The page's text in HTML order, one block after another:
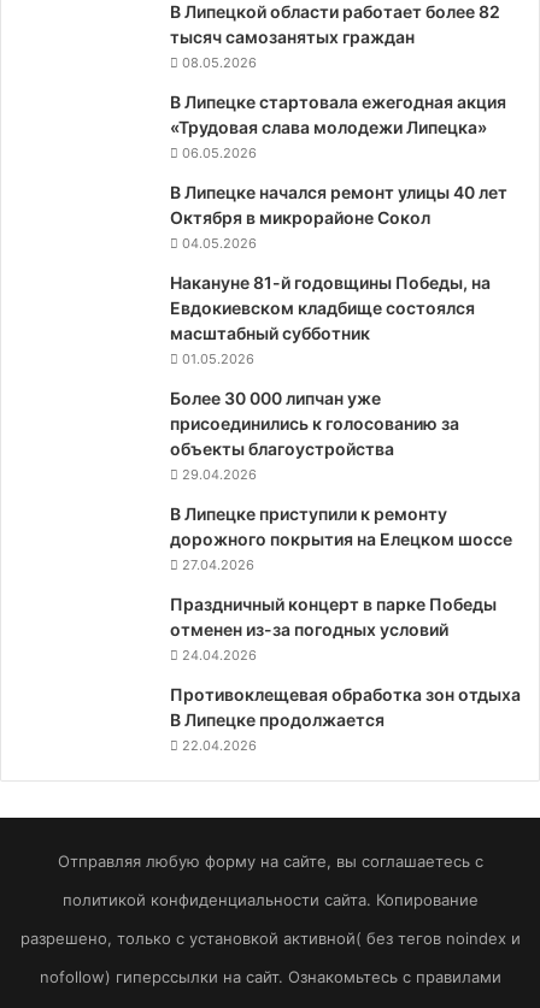
В Липецкой области работает более 82
тысяч самозанятых граждан
08.05.2026
В Липецке стартовала ежегодная акция
«Трудовая слава молодежи Липецка»
06.05.2026
В Липецке начался ремонт улицы 40 лет
Октября в микрорайоне Сокол
04.05.2026
Накануне 81-й годовщины Победы, на
Евдокиевском кладбище состоялся
масштабный субботник
01.05.2026
Более 30 000 липчан уже
присоединились к голосованию за
объекты благоустройства
29.04.2026
В Липецке приступили к ремонту
дорожного покрытия на Елецком шоссе
27.04.2026
Праздничный концерт в парке Победы
отменен из-за погодных условий
24.04.2026
Противоклещевая обработка зон отдыха
В Липецке продолжается
22.04.2026
Отправляя любую форму на сайте, вы соглашаетесь с
политикой конфиденциальности сайта. Копирование
разрешено, только с установкой активной( без тегов noindex и
nofollow) гиперссылки на сайт. Ознакомьтесь с правилами